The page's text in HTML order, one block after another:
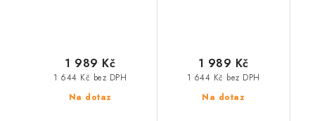
Na dotaz
1 644 Kč bez DPH
1 989 Kč
Na dotaz
1 644 Kč bez DPH
1 989 Kč